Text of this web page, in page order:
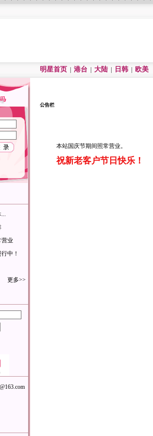
明星首页 港台 大陆 日韩 欧美
业
中！
更多>>
公告栏
本站国庆节期间照常营业。
祝新老客户节日快乐！